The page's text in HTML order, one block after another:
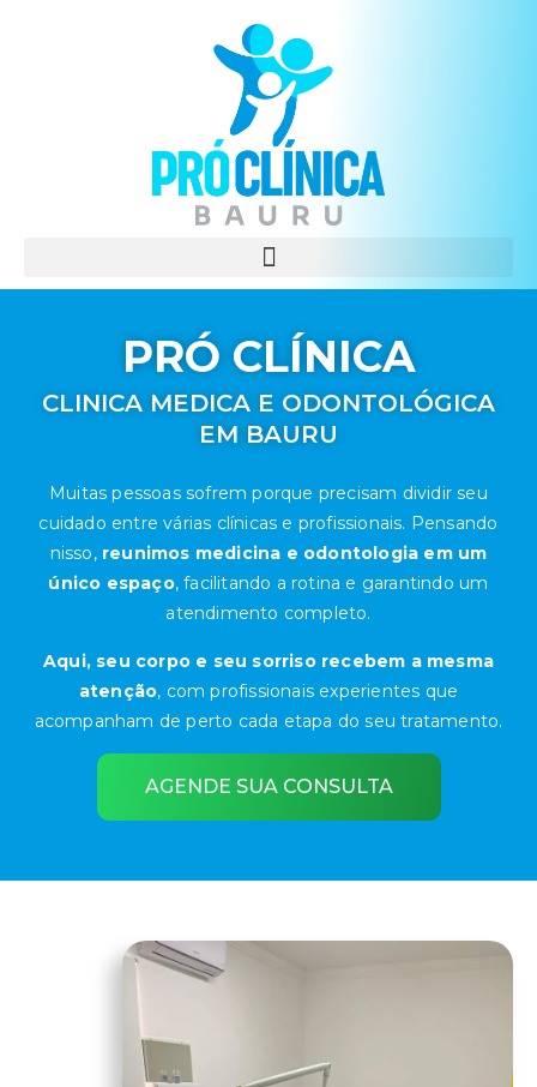
PRÓ CLÍNICA
CLINICA MEDICA E ODONTOLÓGICA
EM BAURU
Muitas pessoas sofrem porque precisam dividir seu
cuidado entre várias clínicas e profissionais. Pensando
nisso, reunimos medicina e odontologia em um
único espaço, facilitando a rotina e garantindo um
atendimento completo.
Aqui, seu corpo e seu sorriso recebem a mesma
atenção, com profissionais experientes que
acompanham de perto cada etapa do seu tratamento.
AGENDE SUA CONSULTA